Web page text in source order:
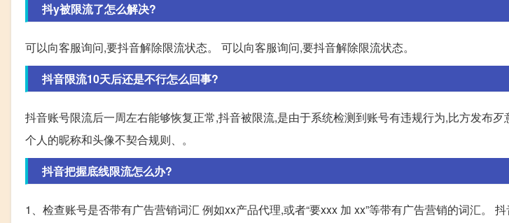
抖y被限流了怎么解决?
可以向客服询问,要抖音解除限流状态。 可以向客服询问,要抖音解除限流状态。
抖音限流10天后还是不行怎么回事?
抖音账号限流后一周左右能够恢复正常,抖音被限流,是由于系统检测到账号有违规行为,比方发布歹
个人的昵称和头像不契合规则、。
抖音把握底线限流怎么办?
1、检查账号是否带有广告营销词汇 例如xx产品代理,或者“要xxx 加 xx”等带有广告营销的词汇。